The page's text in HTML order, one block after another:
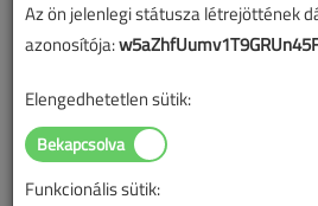
Fűtéstechnika
Légfűtő kandalló
Egész napi meleg légfűtő
2026/3. lapszám
Az ön jelenlegi státusza létrejöttének
azonosítója:
Elengedhetetlen sütik:
Funkcionális sütik: